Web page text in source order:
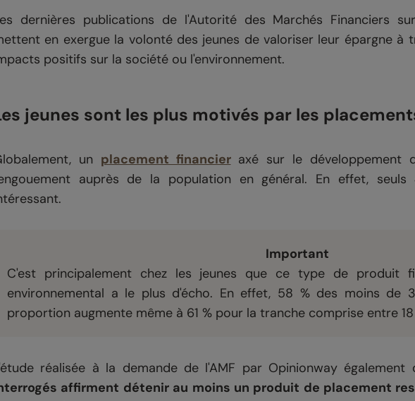
dernières publications de l'Autorité des Marchés Financiers
en exergue la volonté des jeunes de valoriser leur épargne à
positifs sur la société ou l'environnement.
jeunes sont les plus motivés par les
un placement financieraxé sur le développement
auprès de la population en général. En effet,
Important
C'est principalement chez les jeunes que ce type de produit
environnemental a le plus d'écho. En effet, 58 % des moins de
proportion augmente même à 61 % pour la tranche comprise entre
réalisée à la demande de l'AMF par Opinionway également
affirment détenir au moins un produit de placement